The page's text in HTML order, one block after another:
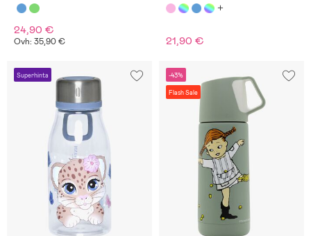
Unicorn Dreams
24,90 €
Ovh: 35,90 € 21,90 €
Superhinta -43%
Flash Sale